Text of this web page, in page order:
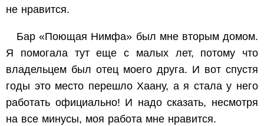
не нравится.
Бар «Поющая Нимфа» был мне вторым домом.
Я помогала тут еще с малых лет, потому что
владельцем был отец моего друга. И вот спустя
годы это место перешло Хаану, а я стала у него
работать официально! И надо сказать, несмотря
на все минусы, моя работа мне нравится.